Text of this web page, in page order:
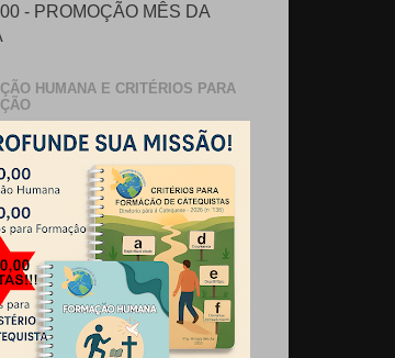
- PROMOÇÃO MÊS DA
HUMANA E CRITÉRIOS PARA